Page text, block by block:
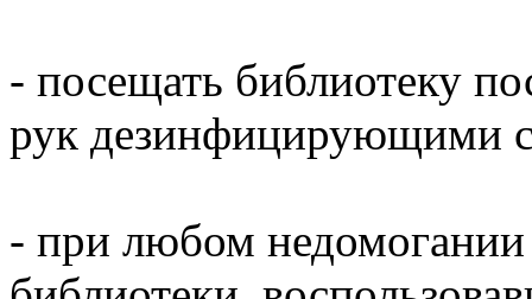
- посещать библиотеку
рук дезинфицирующими
- при любом недомогании